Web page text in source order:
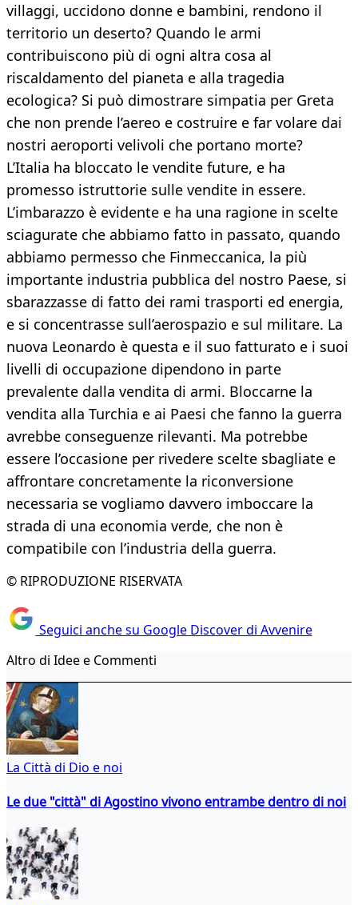
villaggi, uccidono donne e bambini, rendono il
territorio un deserto? Quando le armi
contribuiscono più di ogni altra cosa al
riscaldamento del pianeta e alla tragedia
ecologica? Si può dimostrare simpatia per Greta
che non prende l’aereo e costruire e far volare dai
nostri aeroporti velivoli che portano morte?
L’Italia ha bloccato le vendite future, e ha
promesso istruttorie sulle vendite in essere.
L’imbarazzo è evidente e ha una ragione in scelte
sciagurate che abbiamo fatto in passato, quando
abbiamo permesso che Finmeccanica, la più
importante industria pubblica del nostro Paese, si
sbarazzasse di fatto dei rami trasporti ed energia,
e si concentrasse sull’aerospazio e sul militare. La
nuova Leonardo è questa e il suo fatturato e i suoi
livelli di occupazione dipendono in parte
prevalente dalla vendita di armi. Bloccarne la
vendita alla Turchia e ai Paesi che fanno la guerra
avrebbe conseguenze rilevanti. Ma potrebbe
essere l’occasione per rivedere scelte sbagliate e
affrontare concretamente la riconversione
necessaria se vogliamo davvero imboccare la
strada di una economia verde, che non è
compatibile con l’industria della guerra.
© RIPRODUZIONE RISERVATA
Seguici anche su Google Discover di Avvenire
Altro di Idee e Commenti
La Città di Dio e noi
Le due "città" di Agostino vivono entrambe dentro di noi